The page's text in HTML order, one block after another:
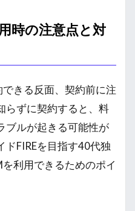
時の注意点と対
きる反面、契約前に注
らずに契約すると、料
ブルが起きる可能性が
ドFIREを目指す40代独
利用できるためのポイ